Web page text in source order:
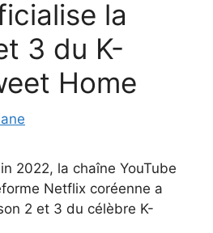
la
3 du K-
Home
2022, la chaîne YouTube
Netflix coréenne a
2 et 3 du célèbre K-